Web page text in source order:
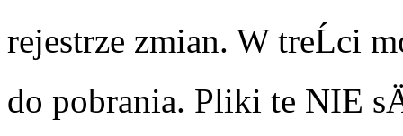
rejestrze zmian. W treĹci
do pobrania. Pliki te NIE